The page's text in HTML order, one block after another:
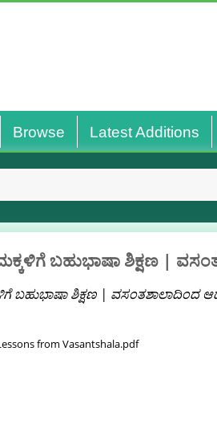
Browse Latest Additions
ಬಹುಭಾಷಾ ಶಿಕ್ಷಣ |
ಬಹುಭಾಷಾ ಶಿಕ್ಷಣ | ವಸಂತಶಾಲಾದಿಂದ
from Vasantshala.pdf